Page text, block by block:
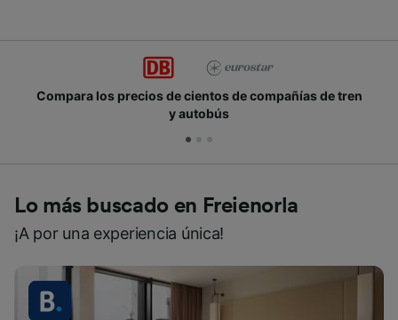
Compara los precios de cientos de compañías de tren
y autobús
Lo más buscado en Freienorla
¡A por una experiencia única!